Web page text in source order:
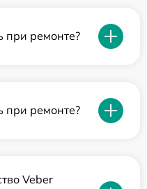
при ремонте?
при ремонте?
Veber